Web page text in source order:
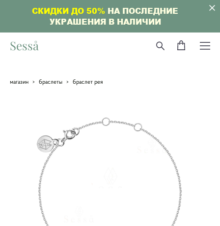
СКИДКИ ДО 50% НА ПОСЛЕДНИЕ
УКРАШЕНИЯ В НАЛИЧИИ
Sesså
магазин > браслеты > браслет рея